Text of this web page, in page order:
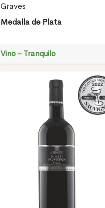
Graves
Medalla de Plata
Vino - Tranquilo